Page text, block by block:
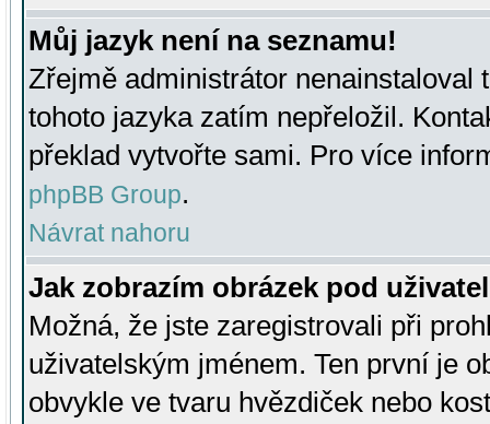
Můj jazyk není na seznamu!
Zřejmě administrátor nenainstaloval
tohoto jazyka zatím nepřeložil.
překlad vytvořte sami. Pro více
phpBB Group.
Návrat nahoru
Jak zobrazím obrázek pod
Možná, že jste zaregistrovali při
uživatelským jménem. Ten první je
obvykle ve tvaru hvězdiček nebo